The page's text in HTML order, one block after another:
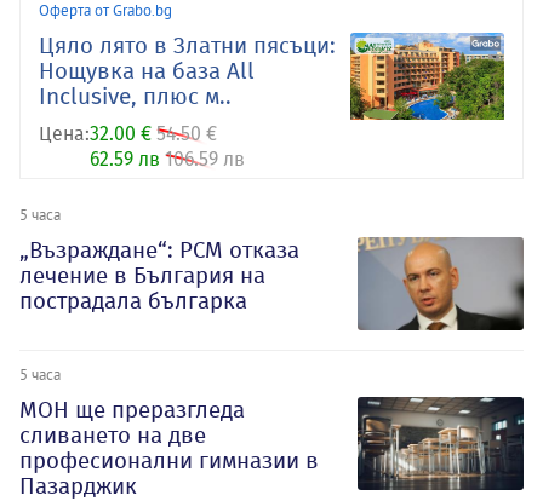
Оферта от Grabo.bg
Цяло лято в Златни пясъци:
Нощувка на база All
Inclusive, плюс м..
Цена:32.00 € 54.50 €
62.59 лв 106.59 лв
5 часа
„Възраждане“: РСМ отказа
лечение в България на
пострадала българка
5 часа
МОН ще преразгледа
сливането на две
професионални гимназии в
Пазарджик